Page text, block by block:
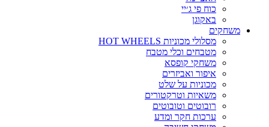
כוח פי ג׳יי
באקוגן
משחקים
מסלולי מכוניות HOT WHEELS
מטבחים וכלי מטבח
משחקי קופסא
איפור ואביזרים
מכוניות על שלט
משאיות וטרקטורים
רובוטים וטובוטים
ערכות חקר ומדע